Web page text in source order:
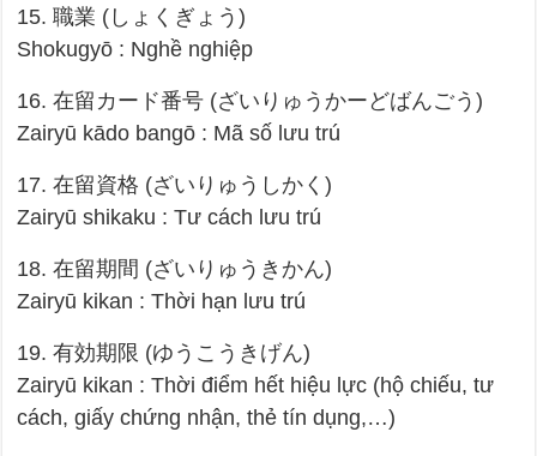
15. 職業 (しょくぎょう)
Shokugyō : Nghề nghiệp
16. 在留カード番号 (ざいりゅうかーどばんごう)
Zairyū kādo bangō : Mã số lưu trú
17. 在留資格 (ざいりゅうしかく)
Zairyū shikaku : Tư cách lưu trú
18. 在留期間 (ざいりゅうきかん)
Zairyū kikan : Thời hạn lưu trú
19. 有効期限 (ゆうこうきげん)
Zairyū kikan : Thời điểm hết hiệu lực (hộ chiếu, tư
cách, giấy chứng nhận, thẻ tín dụng,…)